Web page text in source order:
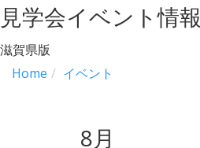
見学会イベント情報
滋賀県版
Home
イベント
8月